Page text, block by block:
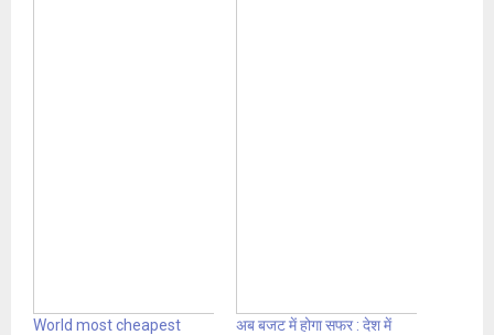
World most cheapest
अब बजट में होगा सफर : देश में